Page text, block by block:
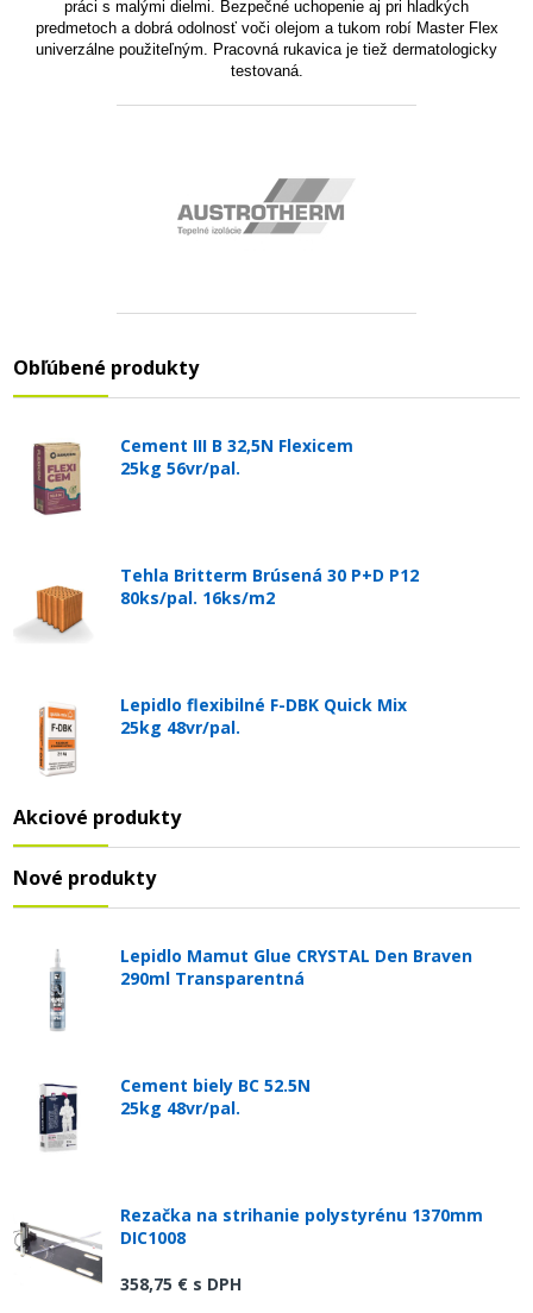
práci s malými dielmi. Bezpečné uchopenie aj pri hladkých
predmetoch a dobrá odolnosť voči olejom a tukom robí Master Flex
univerzálne použiteľným. Pracovná rukavica je tiež dermatologicky
testovaná.
Obľúbené produkty
Cement III B 32,5N Flexicem
25kg 56vr/pal.
Tehla Britterm Brúsená 30 P+D P12
80ks/pal. 16ks/m2
Lepidlo flexibilné F-DBK Quick Mix
25kg 48vr/pal.
Akciové produkty
Nové produkty
Lepidlo Mamut Glue CRYSTAL Den Braven
290ml Transparentná
Cement biely BC 52.5N
25kg 48vr/pal.
Rezačka na strihanie polystyrénu 1370mm
DIC1008
358,75 € s DPH